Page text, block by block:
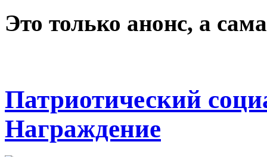
Это только анонс, а
Патриотический
Награждение